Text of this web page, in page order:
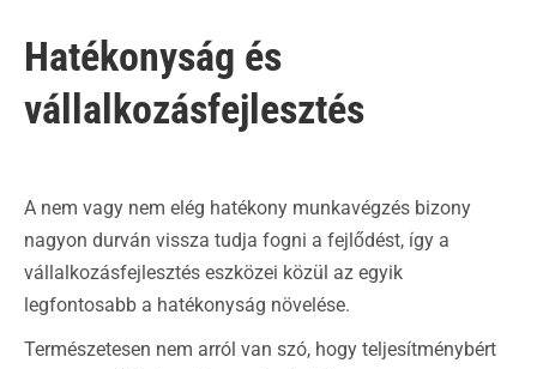
Hatékonyság és
vállalkozásfejlesztés
A nem vagy nem elég hatékony munkavégzés bizony
nagyon durván vissza tudja fogni a fejlődést, így a
vállalkozásfejlesztés eszközei közül az egyik
legfontosabb a hatékonyság növelése.
Természetesen nem arról van szó, hogy teljesítménybért